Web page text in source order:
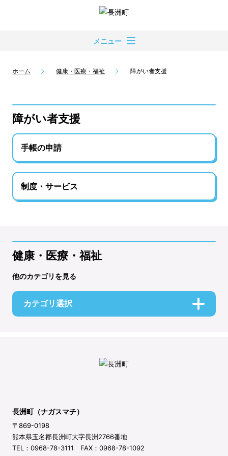
メニュー
ホーム 健康・医療・福祉 障がい者支援
障がい者支援
手帳の申請
制度・サービス
健康・医療・福祉
他のカテゴリを見る
カテゴリ選択
長洲町（ナガスマチ）
〒869-0198
熊本県玉名郡長洲町大字長洲2766番地
TEL：0968-78-3111 FAX：0968-78-1092